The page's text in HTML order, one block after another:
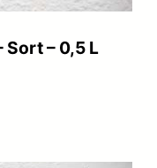
Sort – 0,5 L